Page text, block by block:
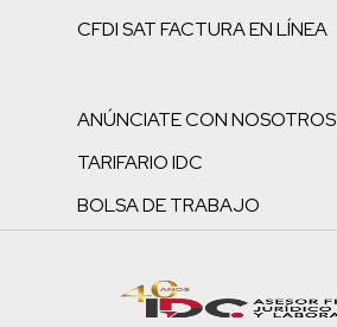
CFDI SAT FACTURA EN LÍNEA
ANÚNCIATE CON NOSOTROS
TARIFARIO IDC
BOLSA DE TRABAJO